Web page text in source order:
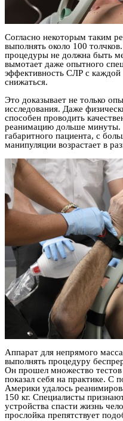
Согласно некоторым таким
выполнять около 100
процедуры не должна быть
вымотает даже опытного
эффективность СЛР с каждой
снижаться.
Это доказывает не только
исследования. Даже
способен проводить
реанимацию дольше минуты.
габаритного пациента, с
манипуляции возрастает в
Аппарат для непрямого
выполнять процедуру
Он прошел множество
показал себя на практике.
Америки удалось
150 кг. Специалисты
устройства спасти жизнь
прослойка препятствует